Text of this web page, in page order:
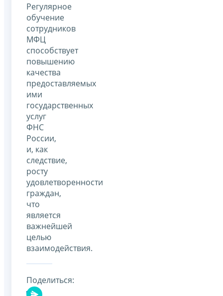
Регулярное
обучение
сотрудников
МФЦ
способствует
повышению
качества
предоставляемых
ими
государственных
услуг
ФНС
России,
и, как
следствие,
росту
удовлетворенности
граждан,
что
является
важнейшей
целью
взаимодействия.
Поделиться: